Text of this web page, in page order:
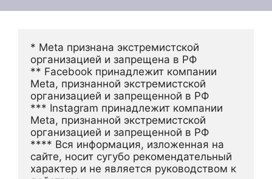
* Meta признана экстремистской
организацией и запрещена в РФ
** Facebook принадлежит компании
Meta, признанной экстремистской
организацией и запрещенной в РФ
*** Instagram принадлежит компании
Meta, признанной экстремистской
организацией и запрещенной в РФ
**** Вся информация, изложенная на
сайте, носит сугубо рекомендательный
характер и не является руководством к